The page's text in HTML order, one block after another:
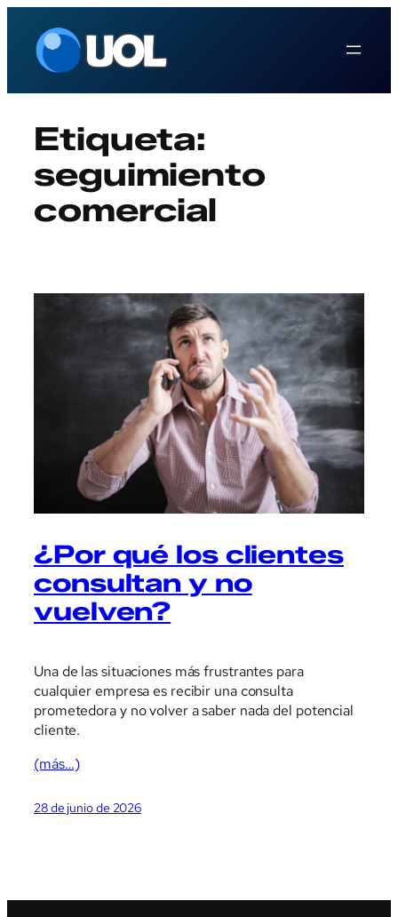
contenido
Etiqueta:
seguimiento
comercial
¿Por qué los clientes
consultan y no
vuelven?
Una de las situaciones más frustrantes para
cualquier empresa es recibir una consulta
prometedora y no volver a saber nada del potencial
cliente.
(más…)
28 de junio de 2026